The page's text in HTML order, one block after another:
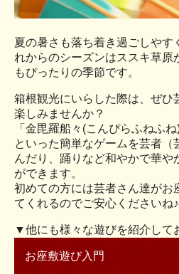
夏の暑さも落ち着き過ごしやす
れからのシーズンはススキ草原
もぴったりの季節です。
箱根観光にいらした際は、ぜひ
楽しみませんか？
「金毘羅船々(こんぴらふねふ
といった簡単なゲームを芸者（
んだり、踊りなど和やかで華や
ができます。
初めての方には芸者さん達がお
てくれるのでご安心くださいね♪
▼他にも様々な遊びを紹介して
お座敷遊び入門